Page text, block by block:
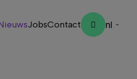
JobsContact
nl